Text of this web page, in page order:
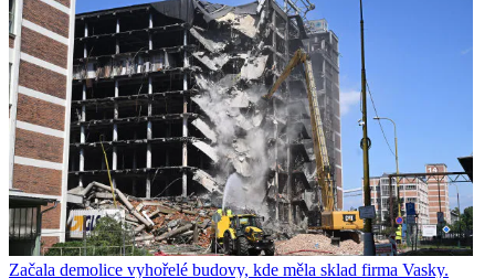
Začala demolice vyhořelé budovy, kde měla sklad firma Vasky.